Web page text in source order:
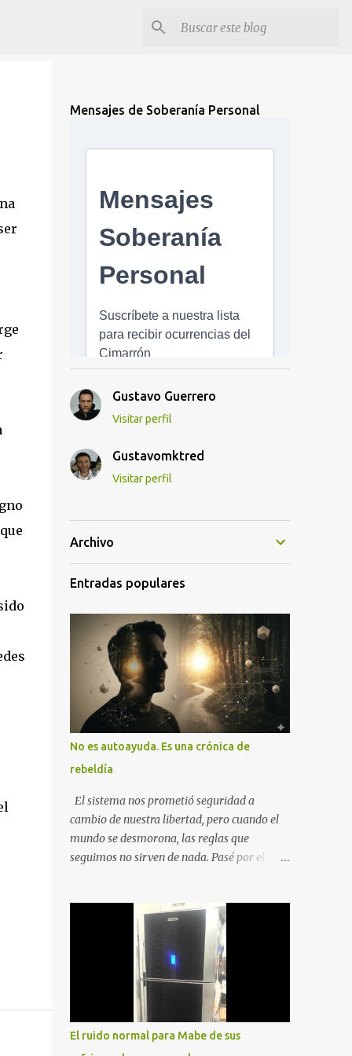
Mensajes de Soberanía Personal
Gustavo Guerrero
Visitar perfil
Gustavomktred
Visitar perfil
Archivo
Entradas populares
No es autoayuda. Es una crónica de
rebeldía
El sistema nos prometió seguridad a
cambio de nuestra libertad, pero cuando el
mundo se desmorona, las reglas que
seguimos no sirven de nada. Pasé por el
posible es la soberanía personal. Aquí no
encontrarás frases motivacionales;
encontrarás el registro de un escape. La
comunidad de los que eligen ver Ser un
Cimarrón no es huir del mundo, es aprender
a caminar en él sin llevar puestas las
cadenas de otros 1. La Caída: Al Filo del
Precipicio El momento del quiebre. En Al
El ruido normal para Mabe de sus